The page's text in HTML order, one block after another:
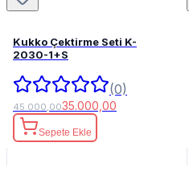
Kukko Çektirme Seti K-
2030-1+S
(0)
45.000,0035.000,00
Sepete Ekle